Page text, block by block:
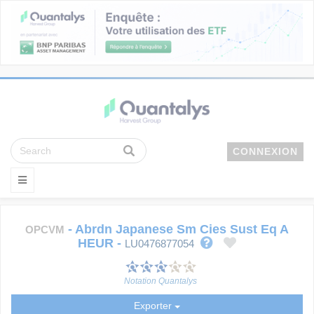
CONNEXION
OPCVM - Abrdn Japanese Sm Cies Sust Eq A
HEUR - LU0476877054
Notation Quantalys
Exporter